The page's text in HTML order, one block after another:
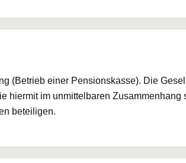
(Betrieb einer Pensionskasse). Die
hiermit im unmittelbaren Zusammenhang
beteiligen.